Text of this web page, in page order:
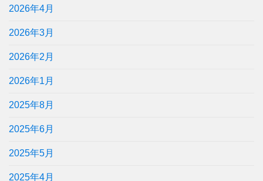
2026年4月
2026年3月
2026年2月
2026年1月
2025年8月
2025年6月
2025年5月
2025年4月